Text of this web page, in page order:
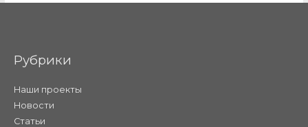
Рубрики
Наши проекты
Новости
Статьи